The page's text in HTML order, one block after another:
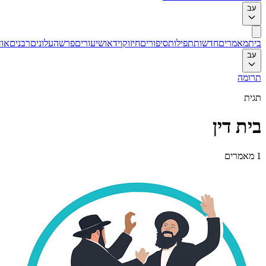
עב
ביתמאמריםחדשותתפילותסיפוריםחיזוקוידאושיעוריםפרשהעלוניםרבנים
עב
תרומה
תגית
בית דין
1 מאמרים